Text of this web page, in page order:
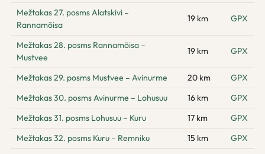
Mežtakas 27. posms Alatskivi –
Rannamõisa
19 km GPX
Mežtakas 28. posms Rannamõisa –
Mustvee
19 km GPX
Mežtakas 29. posms Mustvee – Avinurme 20 km
GPX
Mežtakas 30. posms Avinurme – Lohusuu
16 km
GPX
Mežtakas 31. posms Lohusuu – Kuru
17 km
GPX
Mežtakas 32. posms Kuru – Remniku
15 km
GPX